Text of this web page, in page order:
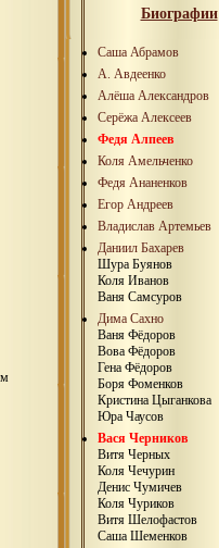
Биографии
Саша Абрамов
А. Авдеенко
Алёша Александров
Серёжа Алексеев
Федя Алпеев
Коля Амельченко
Федя Ананенков
Егор Андреев
Владислав Артемьев
Даниил Бахарев
Шура Буянов
Коля Иванов
Ваня Самсуров
Дима Сахно
Ваня Фёдоров
Вова Фёдоров
Гена Фёдоров
Боря Фоменков
Кристина Цыганкова
Юра Чаусов
Вася Черников
Витя Черных
Коля Чечурин
Денис Чумичев
Коля Чуриков
Витя Шелофастов
Саша Шеменков